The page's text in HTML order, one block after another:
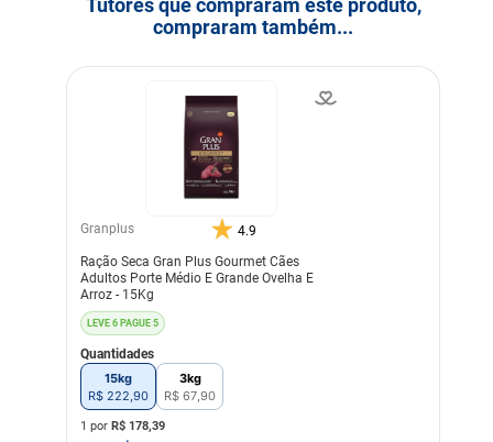
Tutores que compraram este produto,
compraram também...
Granplus 4.9
Ração Seca Gran Plus Gourmet Cães
Adultos Porte Médio E Grande Ovelha E
Arroz - 15Kg
LEVE 6 PAGUE 5
Quantidades
15kg
R$ 222,90
3kg
R$ 67,90
1 por R$ 178,39